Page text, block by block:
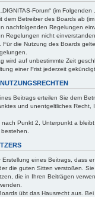
Forum“ (im
dem Betreiber des Boards ab
nachfolgenden Regelungen
Regelungen nicht
Für die Nutzung des Boards
wird auf unbestimmte Zeit
einer Frist jederzeit gekündigt
Beitrags erteilen Sie dem
und unentgeltliches Recht,
nach Punkt 2, Unterpunkt a
Erstellung eines Beitrags, dass
die guten Sitten verstoßen.
die in Ihren Beiträgen
übt das Hausrecht aus.